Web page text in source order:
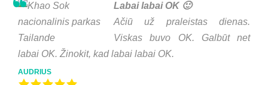
Labai labai OK 🙂
Ačiū už praleistas dienas.
Viskas buvo OK. Galbūt net
labai OK. Žinokit, kad labai labai OK.
AUDRIUS